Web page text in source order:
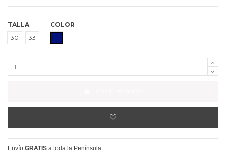
TALLA
30
33
COLOR
Envío GRATIS a toda la Península.